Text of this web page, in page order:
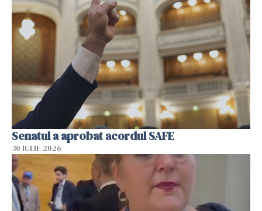
Senatul a aprobat acordul SAFE
30 IULIE 2026